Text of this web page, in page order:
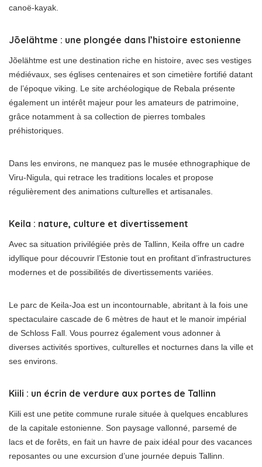
canoë-kayak.
Jõelähtme : une plongée dans l’histoire estonienne
Jõelähtme est une destination riche en histoire, avec ses vestiges
médiévaux, ses églises centenaires et son cimetière fortifié datant
de l’époque viking. Le site archéologique de Rebala présente
également un intérêt majeur pour les amateurs de patrimoine,
grâce notamment à sa collection de pierres tombales
préhistoriques.
Dans les environs, ne manquez pas le musée ethnographique de
Viru-Nigula, qui retrace les traditions locales et propose
régulièrement des animations culturelles et artisanales.
Keila : nature, culture et divertissement
Avec sa situation privilégiée près de Tallinn, Keila offre un cadre
idyllique pour découvrir l’Estonie tout en profitant d’infrastructures
modernes et de possibilités de divertissements variées.
Le parc de Keila-Joa est un incontournable, abritant à la fois une
spectaculaire cascade de 6 mètres de haut et le manoir impérial
de Schloss Fall. Vous pourrez également vous adonner à
diverses activités sportives, culturelles et nocturnes dans la ville et
ses environs.
Kiili : un écrin de verdure aux portes de Tallinn
Kiili est une petite commune rurale située à quelques encablures
de la capitale estonienne. Son paysage vallonné, parsemé de
lacs et de forêts, en fait un havre de paix idéal pour des vacances
reposantes ou une excursion d’une journée depuis Tallinn.